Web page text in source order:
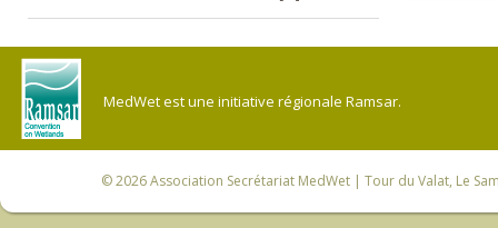
MedWet est une initiative régionale Ramsar.
© 2026Association Secrétariat MedWet | Tour du Valat, Le